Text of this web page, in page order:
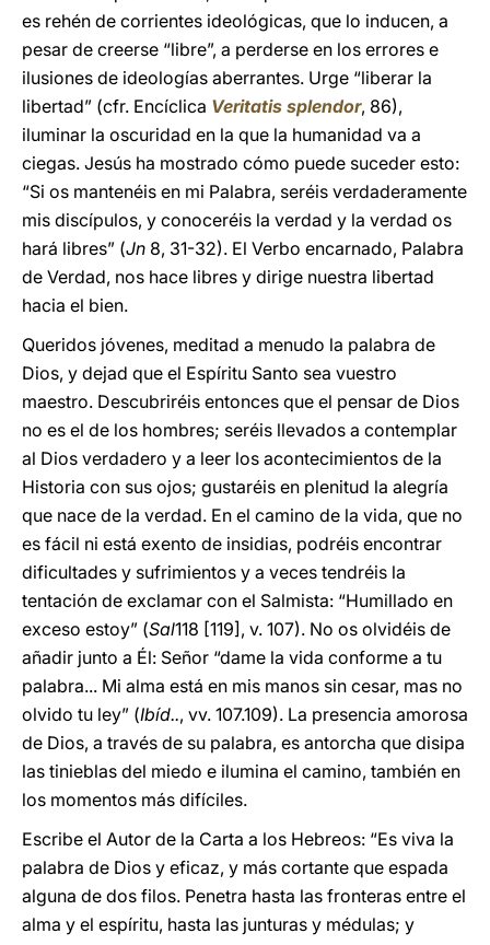
es rehén de corrientes ideológicas, que lo inducen, a
pesar de creerse “libre”, a perderse en los errores e
ilusiones de ideologías aberrantes. Urge “liberar la
libertad” (cfr. Encíclica Veritatis splendor, 86),
iluminar la oscuridad en la que la humanidad va a
ciegas. Jesús ha mostrado cómo puede suceder esto:
“Si os mantenéis en mi Palabra, seréis verdaderamente
mis discípulos, y conoceréis la verdad y la verdad os
hará libres” (Jn 8, 31-32). El Verbo encarnado, Palabra
de Verdad, nos hace libres y dirige nuestra libertad
hacia el bien.
Queridos jóvenes, meditad a menudo la palabra de
Dios, y dejad que el Espíritu Santo sea vuestro
maestro. Descubriréis entonces que el pensar de Dios
no es el de los hombres; seréis llevados a contemplar
al Dios verdadero y a leer los acontecimientos de la
Historia con sus ojos; gustaréis en plenitud la alegría
que nace de la verdad. En el camino de la vida, que no
es fácil ni está exento de insidias, podréis encontrar
dificultades y sufrimientos y a veces tendréis la
tentación de exclamar con el Salmista: “Humillado en
exceso estoy” (Sal118 [119], v. 107). No os olvidéis de
añadir junto a Él: Señor “dame la vida conforme a tu
palabra... Mi alma está en mis manos sin cesar, mas no
olvido tu ley” (Ibíd.., vv. 107.109). La presencia amorosa
de Dios, a través de su palabra, es antorcha que disipa
las tinieblas del miedo e ilumina el camino, también en
los momentos más difíciles.
Escribe el Autor de la Carta a los Hebreos: “Es viva la
palabra de Dios y eficaz, y más cortante que espada
alguna de dos filos. Penetra hasta las fronteras entre el
alma y el espíritu, hasta las junturas y médulas; y